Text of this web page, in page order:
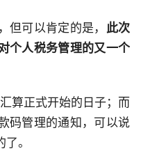
但可以肯定的是， 此次
个人税务管理的又一个
算正式开始的日子；而
码管理的通知，可以说
。